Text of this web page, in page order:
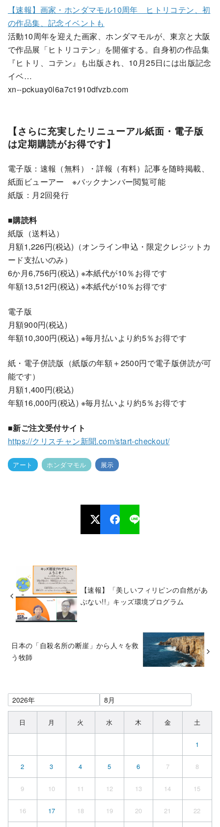
【速報】画家・ホンダマモル10周年 ヒトリコテン、初
の作品集、記念イベントも
活動10周年を迎えた画家、ホンダマモルが、東京と大阪
で作品展「ヒトリコテン」を開催する。自身初の作品集
『ヒトリ、コテン』も出版され、10月25日には出版記念
イベ…
xn--pckuay0l6a7c1910dfvzb.com
【さらに充実したリニューアル紙面・電子版
は定期購読がお得です】
電子版：速報（無料）・詳報（有料）記事を随時掲載、
紙面ビューアー ※バックナンバー閲覧可能
紙版：月2回発行
■購読料
紙版（送料込）
月額1,226円(税込)（オンライン申込・限定クレジットカ
ード支払いのみ）
6か月6,756円(税込) ※本紙代が10％お得です
年額13,512円(税込) ※本紙代が10％お得です
電子版
月額900円(税込)
年額10,300円(税込) ※毎月払いより約5％お得です
紙・電子併読版（紙版の年額＋2500円で電子版併読が可
能です）
月額1,400円(税込)
年額16,000円(税込) ※毎月払いより約5％お得です
■新ご注文受付サイト
https://クリスチャン新聞.com/start-checkout/
アート ホンダマモル 展示
【速報】「美しいフィリピンの自然があ
ぶない!!」キッズ環境プログラム
日本の「自殺名所の断崖」から人々を救
う牧師
日 月 火 水 木 金 土
1
2 3 4 5 6 7 8
9 10 11 12 13 14 15
16 17 18 19 20 21 22